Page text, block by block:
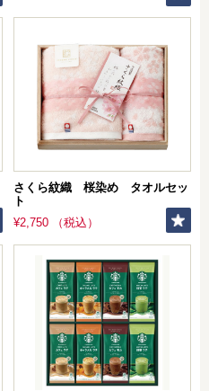
さくら紋織 桜染め タオルセッ
ト
¥2,750 （税込）